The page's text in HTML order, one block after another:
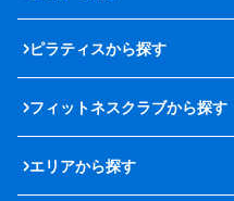
ピラティスから探す
フィットネスクラブから探す
エリアから探す